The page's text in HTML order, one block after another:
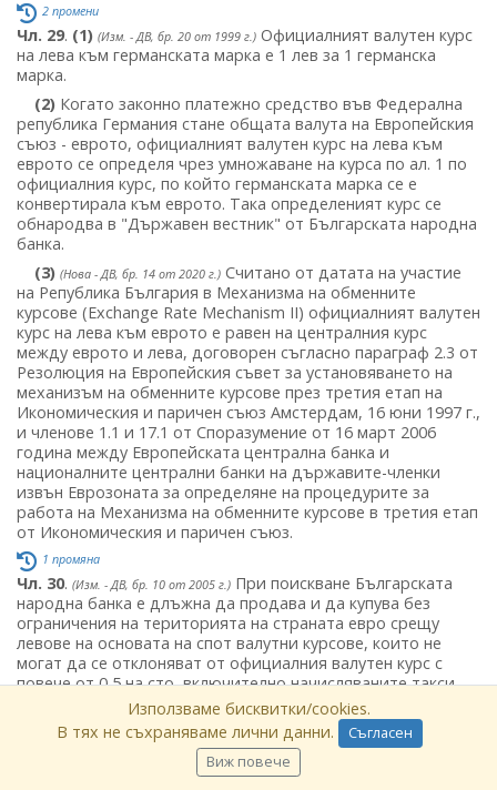
2 промени
Чл. 29. (1) (Изм. - ДВ, бр. 20 от 1999 г.) Официалният валутен курс
на лева към германската марка е 1 лев за 1 германска
марка.
(2) Когато законно платежно средство във Федерална
република Германия стане общата валута на Европейския
съюз - еврото, официалният валутен курс на лева към
еврото се определя чрез умножаване на курса по ал. 1 по
официалния курс, по който германската марка се е
конвертирала към еврото. Така определеният курс се
обнародва в "Държавен вестник" от Българската народна
банка.
(3) (Нова - ДВ, бр. 14 от 2020 г.) Считано от датата на участие
на Република България в Механизма на обменните
курсове (Exchange Rate Mechanism II) официалният валутен
курс на лева към еврото е равен на централния курс
между еврото и лева, договорен съгласно параграф 2.3 от
Резолюция на Европейския съвет за установяването на
механизъм на обменните курсове през третия етап на
Икономическия и паричен съюз Амстердам, 16 юни 1997 г.,
и членове 1.1 и 17.1 от Споразумение от 16 март 2006
година между Европейската централна банка и
националните централни банки на държавите-членки
извън Еврозоната за определяне на процедурите за
работа на Механизма на обменните курсове в третия етап
от Икономическия и паричен съюз.
1 промяна
Чл. 30. (Изм. - ДВ, бр. 10 от 2005 г.) При поискване Българската
народна банка е длъжна да продава и да купува без
ограничения на територията на страната евро срещу
левове на основата на спот валутни курсове, които не
могат да се отклоняват от официалния валутен курс с
повече от 0,5 на сто, включително начисляваните такси,
комисионни и други разходи за клиента.
1 промяна
(Изм. - ДВ, бр. 10 от 2005 г.) Българската народна банка
може да предприема всички необходими действия,
Използваме бисквитки/cookies.
В тях не съхраняваме лични данни.
Съгласен
Виж повече